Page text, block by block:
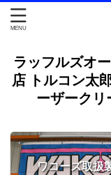
ラッフルズオ
店 トルコン太
ーザークリ
ワコーズ取扱